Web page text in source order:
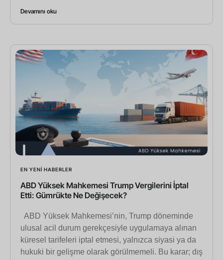
Devamını oku
EN YENI HABERLER
ABD Yüksek Mahkemesi Trump Vergilerini İptal
Etti: Gümrükte Ne Değişecek?
ABD Yüksek Mahkemesi’nin, Trump döneminde
ulusal acil durum gerekçesiyle uygulamaya alınan
küresel tarifeleri iptal etmesi, yalnızca siyasi ya da
hukuki bir gelişme olarak görülmemeli. Bu karar; dış